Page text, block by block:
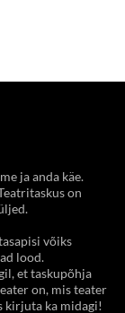
ja anda käe.
on
võiks
lood.
et taskupõhja
on, mis teater
kirjuta ka midagi!